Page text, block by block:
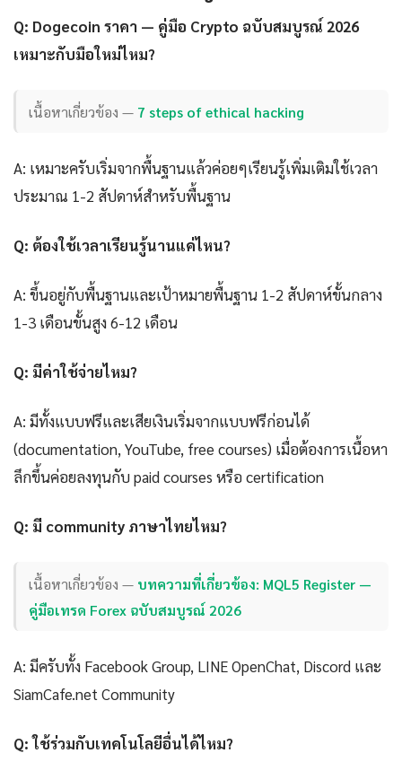
Q: Dogecoin ราคา — คู่มือ Crypto ฉบับสมบูรณ์ 2026
เหมาะกับมือใหม่ไหม?
เนื้อหาเกี่ยวข้อง — 7 steps of ethical hacking
A: เหมาะครับเริ่มจากพื้นฐานแล้วค่อยๆเรียนรู้เพิ่มเติมใช้เวลา
ประมาณ 1-2 สัปดาห์สำหรับพื้นฐาน
Q: ต้องใช้เวลาเรียนรู้นานแค่ไหน?
A: ขึ้นอยู่กับพื้นฐานและเป้าหมายพื้นฐาน 1-2 สัปดาห์ขั้นกลาง
1-3 เดือนขั้นสูง 6-12 เดือน
Q: มีค่าใช้จ่ายไหม?
A: มีทั้งแบบฟรีและเสียเงินเริ่มจากแบบฟรีก่อนได้
(documentation, YouTube, free courses) เมื่อต้องการเนื้อหา
ลึกขึ้นค่อยลงทุนกับ paid courses หรือ certification
Q: มี community ภาษาไทยไหม?
เนื้อหาเกี่ยวข้อง — บทความที่เกี่ยวข้อง: MQL5 Register —
คู่มือเทรด Forex ฉบับสมบูรณ์ 2026
A: มีครับทั้ง Facebook Group, LINE OpenChat, Discord และ
SiamCafe.net Community
Q: ใช้ร่วมกับเทคโนโลยีอื่นได้ไหม?